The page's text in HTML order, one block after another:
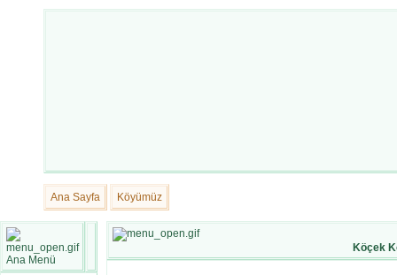
Ana Sayfa Köyümüz
Ana Menü
Köçek